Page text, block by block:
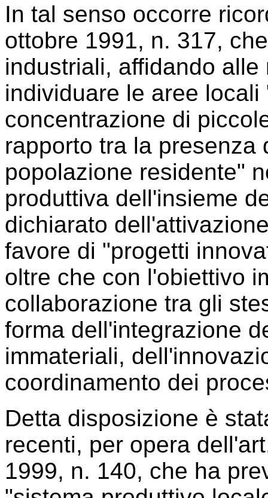
In tal senso occorre
ottobre 1991, n. 317,
industriali, affidando
individuare le aree
concentrazione di
rapporto tra la presenza
popolazione residente"
produttiva dell'insieme
dichiarato
favore di "progetti
oltre che con l'obiettivo
collaborazione tra gli
forma dell'integrazione
immateriali,
coordinamento dei
Detta disposizione è
recenti, per opera
1999, n. 140, che ha